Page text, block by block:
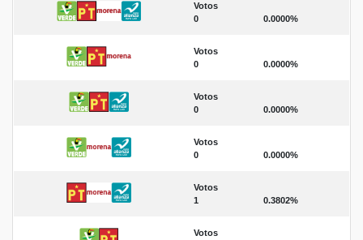
Votos
0
0.0000%
Votos
0
0.0000%
Votos
0
0.0000%
Votos
0
0.0000%
Votos
1
0.3802%
Votos